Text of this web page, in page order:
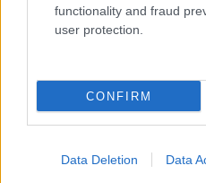
functionality and fraud
user protection.
CONFIRM
Data Deletion Data
betaalbaarheid is
de toevoeging van
duidelijk dat
element blijft om ervoor
inkomens. De toekomst